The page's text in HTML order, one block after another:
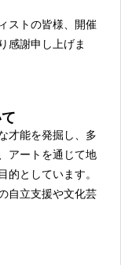
ストの皆様、開催
感謝申し上げま
才能を発掘し、多
アートを通じて地
的としています。
自立支援や文化芸